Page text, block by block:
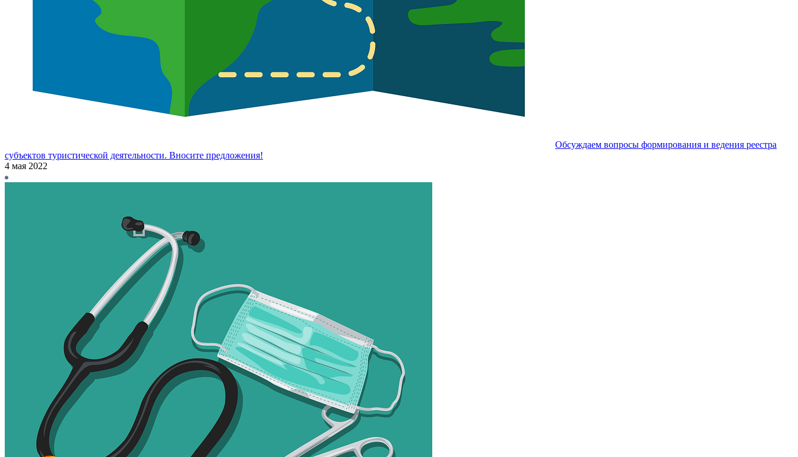
Обсуждаем вопросы формирования и ведения реестра
субъектов туристической деятельности. Вносите предложения!
4 мая 2022